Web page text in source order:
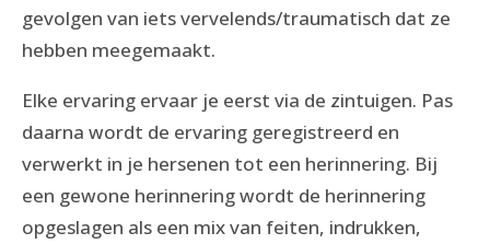
gevolgen van iets vervelends/traumatisch dat ze
hebben meegemaakt.
Elke ervaring ervaar je eerst via de zintuigen. Pas
daarna wordt de ervaring geregistreerd en
verwerkt in je hersenen tot een herinnering. Bij
een gewone herinnering wordt de herinnering
opgeslagen als een mix van feiten, indrukken,